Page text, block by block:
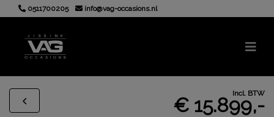
0511700205 info@vag-occasions.nl
Incl. BTW
€ 15.899,-